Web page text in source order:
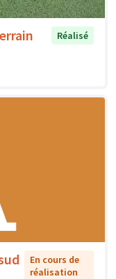
Réalisé
En cours de
réalisation